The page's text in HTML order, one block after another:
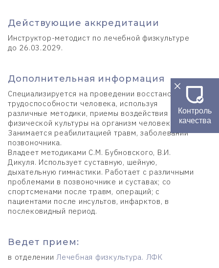
Действующие аккредитации
Инструктор-методист по лечебной физкультуре
до 26.03.2029.
Дополнительная информация
Специализируется на проведении восстановления
трудоспособности человека, используя
различные методики, приемы воздействия
физической культуры на организм человека.
Занимается реабилитацией травм, заболеваний
позвоночника.
Владеет методиками С.М. Бубновского, В.И.
Дикуля. Использует суставную, шейную,
дыхательную гимнастики. Работает с различными
проблемами в позвоночнике и суставах; со
спортсменами после травм, операций; с
пациентами после инсультов, инфарктов, в
послековидный период.
Ведет прием:
в отделении Лечебная физкультура. ЛФК
Контроль
качества